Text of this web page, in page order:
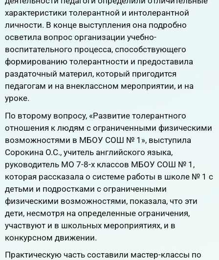
характеристики толерантной и интолерантной
личности. В конце выступления она подробно
осветила вопрос организации учебно-
воспитательного процесса, способствующего
формированию толерантности и предоставила
раздаточный материл, который пригодится
педагогам и на внеклассном мероприятии, и на
уроке.
По второму вопросу, «Развитие толерантного
отношения к людям с ограниченными физическими
возможностями в МБОУ СОШ № 1», выступила
Сорокина О.С., учитель английского языка,
руководитель МО 7-8-х классов МБОУ СОШ № 1,
которая рассказала о системе работы в школе № 1 с
детьми и подростками с ограниченными
физическими возможностями, показала, что эти
дети, несмотря на определенные ограничения,
участвуют и в школьных мероприятиях, и в
конкурсном движении.
Практическую часть составили мастер-классы по